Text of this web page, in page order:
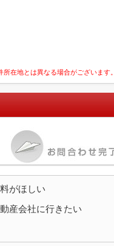
在地とは異なる場合がございます。
がほしい
産会社に行きたい